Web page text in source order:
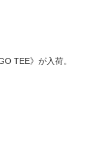
TEE》が入荷。